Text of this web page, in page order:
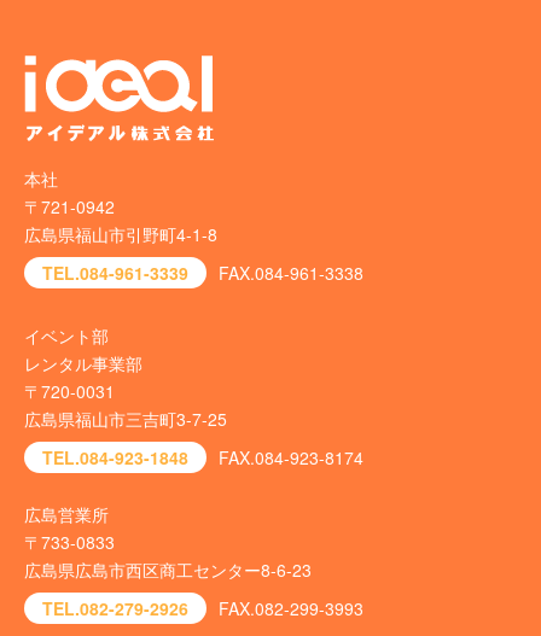
本社
〒721-0942
広島県福山市引野町4-1-8
TEL.084-961-3339
FAX.084-961-3338
イベント部
レンタル事業部
〒720-0031
広島県福山市三吉町3-7-25
TEL.084-923-1848
FAX.084-923-8174
広島営業所
〒733-0833
広島県広島市西区商工センター8-6-23
TEL.082-279-2926
FAX.082-299-3993